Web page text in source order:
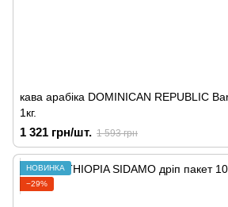
кава арабіка DOMINICAN REPUBLIC
1кг.
1 321 грн/шт. 1 593 грн
НОВИНКА
−29%